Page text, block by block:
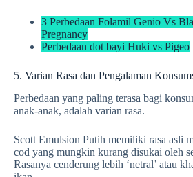
3 Perbedaan Folamil Genio Vs
Pregnancy
Perbedaan dot bayi Huki vs Pigeo
5. Varian Rasa dan Pengalaman
Perbedaan yang paling terasa bagi
anak-anak, adalah varian rasa.
Scott Emulsion Putih memiliki rasa asli
cod yang mungkin kurang disukai oleh
Rasanya cenderung lebih ‘netral’ atau